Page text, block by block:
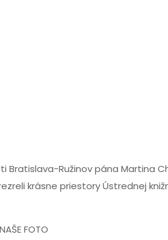
Bratislava-Ružinov pána Martina
krásne priestory Ústrednej
NAŠE FOTO